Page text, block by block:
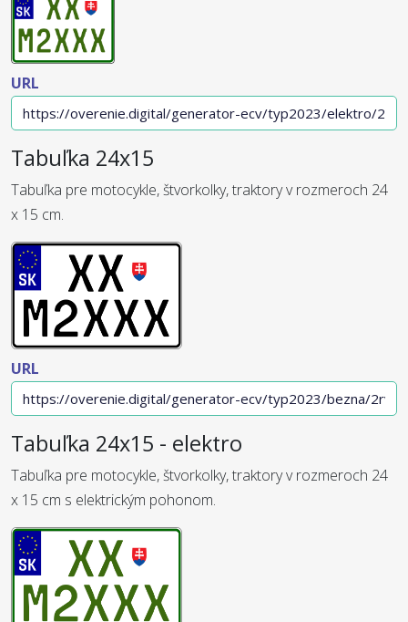
URL
Tabuľka 24x15
Tabuľka pre motocykle, štvorkolky, traktory v rozmeroch 24
x 15 cm.
URL
Tabuľka 24x15 - elektro
Tabuľka pre motocykle, štvorkolky, traktory v rozmeroch 24
x 15 cm s elektrickým pohonom.